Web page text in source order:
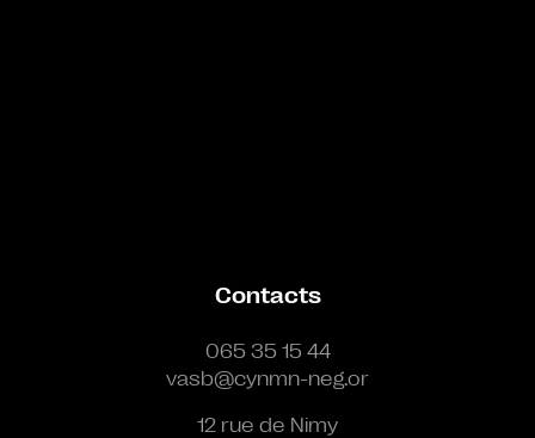
Contacts
065 35 15 44
vasb@cynmn-neg.or
12 rue de Nimy